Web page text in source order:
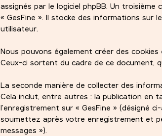
assignés par le logiciel phpBB. Un
« GesFine ». Il stocke des informations sur
utilisateur.
Nous pouvons également créer des
Ceux-ci sortent du cadre de ce document,
La seconde manière de collecter des
Cela inclut, entre autres : la publication en
l’enregistrement sur « GesFine » (désigné
soumettez après votre enregistrement et
messages »).